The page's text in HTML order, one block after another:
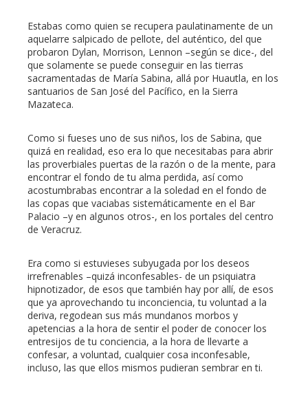
Estabas como quien se recupera paulatinamente de un
aquelarre salpicado de pellote, del auténtico, del que
probaron Dylan, Morrison, Lennon –según se dice-, del
que solamente se puede conseguir en las tierras
sacramentadas de María Sabina, allá por Huautla, en los
santuarios de San José del Pacífico, en la Sierra
Mazateca.
Como si fueses uno de sus niños, los de Sabina, que
quizá en realidad, eso era lo que necesitabas para abrir
las proverbiales puertas de la razón o de la mente, para
encontrar el fondo de tu alma perdida, así como
acostumbrabas encontrar a la soledad en el fondo de
las copas que vaciabas sistemáticamente en el Bar
Palacio –y en algunos otros-, en los portales del centro
de Veracruz.
Era como si estuvieses subyugada por los deseos
irrefrenables –quizá inconfesables- de un psiquiatra
hipnotizador, de esos que también hay por allí, de esos
que ya aprovechando tu inconciencia, tu voluntad a la
deriva, regodean sus más mundanos morbos y
apetencias a la hora de sentir el poder de conocer los
entresijos de tu conciencia, a la hora de llevarte a
confesar, a voluntad, cualquier cosa inconfesable,
incluso, las que ellos mismos pudieran sembrar en ti.